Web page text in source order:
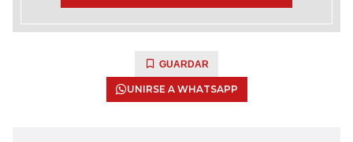
GUARDAR
UNIRSE A WHATSAPP